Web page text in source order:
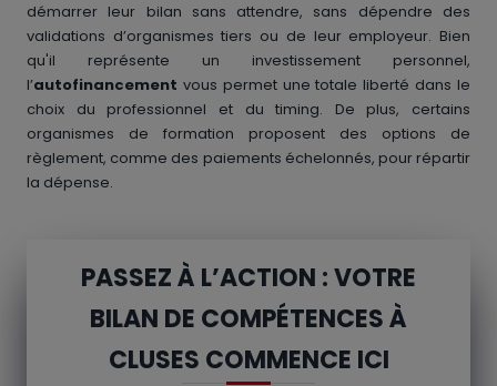
démarrer leur bilan sans attendre, sans dépendre des
validations d’organismes tiers ou de leur employeur. Bien
qu'il représente un investissement personnel,
l’autofinancement vous permet une totale liberté dans le
choix du professionnel et du timing. De plus, certains
organismes de formation proposent des options de
règlement, comme des paiements échelonnés, pour répartir
la dépense.
PASSEZ À L’ACTION : VOTRE
BILAN DE COMPÉTENCES À
CLUSES COMMENCE ICI